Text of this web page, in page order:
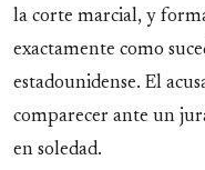
la corte marcial, y
exactamente como
estadounidense. El
comparecer ante un
en soledad.